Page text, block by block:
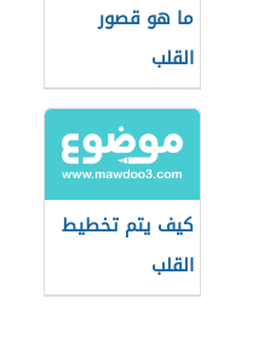
ما هو قصور
القلب
كيف يتم تخطيط
القلب